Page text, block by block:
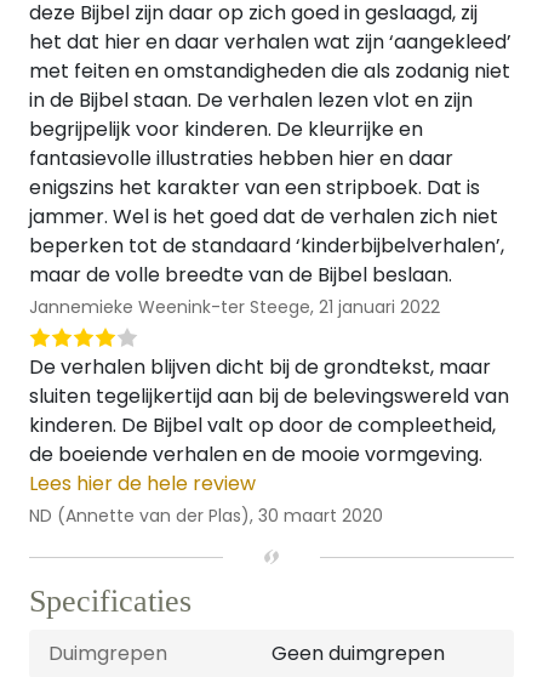
deze Bijbel zijn daar op zich goed in geslaagd, zij
het dat hier en daar verhalen wat zijn ‘aangekleed’
met feiten en omstandigheden die als zodanig niet
in de Bijbel staan. De verhalen lezen vlot en zijn
begrijpelijk voor kinderen. De kleurrijke en
fantasievolle illustraties hebben hier en daar
enigszins het karakter van een stripboek. Dat is
jammer. Wel is het goed dat de verhalen zich niet
beperken tot de standaard ‘kinderbijbelverhalen’,
maar de volle breedte van de Bijbel beslaan.
Jannemieke Weenink-ter Steege, 21 januari 2022
De verhalen blijven dicht bij de grondtekst, maar
sluiten tegelijkertijd aan bij de belevingswereld van
kinderen. De Bijbel valt op door de compleetheid,
de boeiende verhalen en de mooie vormgeving.
Lees hier de hele review
ND (Annette van der Plas), 30 maart 2020
Specificaties
Duimgrepen
Geen duimgrepen